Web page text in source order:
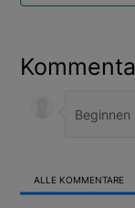
ALLE KOMMENTARE